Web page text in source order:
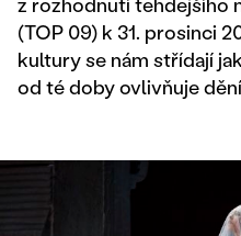
(TOP 09) k 31. prosinci
kultury se nám střídají
od té doby ovlivňuje